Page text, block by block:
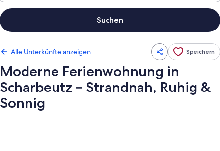
Suchen
Alle Unterkünfte anzeigen Speichern
Moderne Ferienwohnung in
Scharbeutz – Strandnah, Ruhig &
Sonnig